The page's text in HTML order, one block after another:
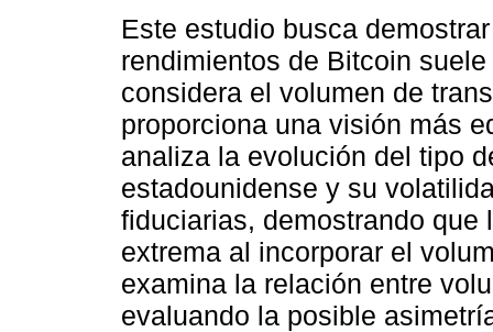
Este estudio busca
rendimientos de Bitcoin
considera el volumen de
proporciona una visión más
analiza la evolución del tipo
estadounidense y su
fiduciarias, demostrando
extrema al incorporar el
examina la relación entre
evaluando la posible